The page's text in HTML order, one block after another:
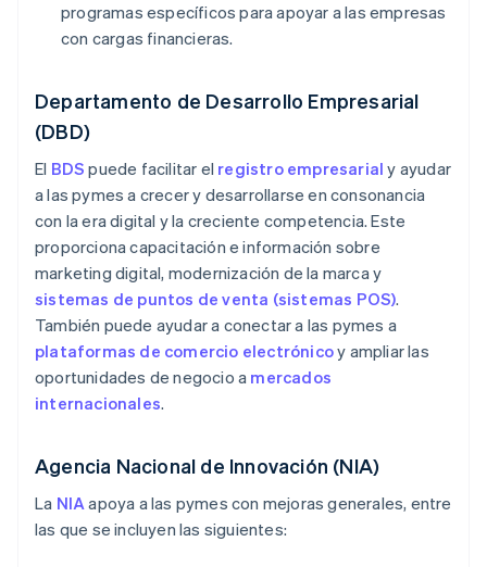
programas específicos para apoyar a las empresas
con cargas financieras.
Departamento de Desarrollo Empresarial
(DBD)
El BDS puede facilitar el registro empresarial y ayudar
a las pymes a crecer y desarrollarse en consonancia
con la era digital y la creciente competencia. Este
proporciona capacitación e información sobre
marketing digital, modernización de la marca y
sistemas de puntos de venta (sistemas POS).
También puede ayudar a conectar a las pymes a
plataformas de comercio electrónicoy ampliar las
oportunidades de negocio a mercados
internacionales.
Agencia Nacional de Innovación (NIA)
La NIAapoya a las pymes con mejoras generales, entre
las que se incluyen las siguientes: